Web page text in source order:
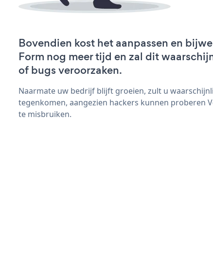
Bovendien kost het aanpassen en
Form nog meer tijd en zal dit
of bugs veroorzaken.
Naarmate uw bedrijf blijft groeien, zult u
tegenkomen, aangezien hackers kunnen proberen
te misbruiken.